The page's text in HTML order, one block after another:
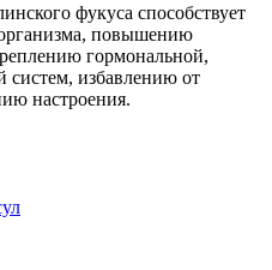
фукуса способствует
повышению
гормональной,
систем, избавлению от
настроения.